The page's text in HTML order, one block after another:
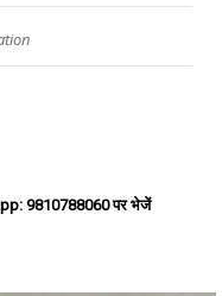
9810788060 पर भेजें